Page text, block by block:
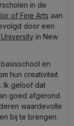
in de
of Fine Arts aan
door een
in New
en
hun creativiteit
Ik geloof dat
goed afgerond
waardevolle
bij te brengen.